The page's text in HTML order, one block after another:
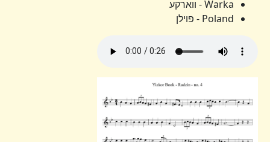
Warka - ווארקע
Poland - פוילן